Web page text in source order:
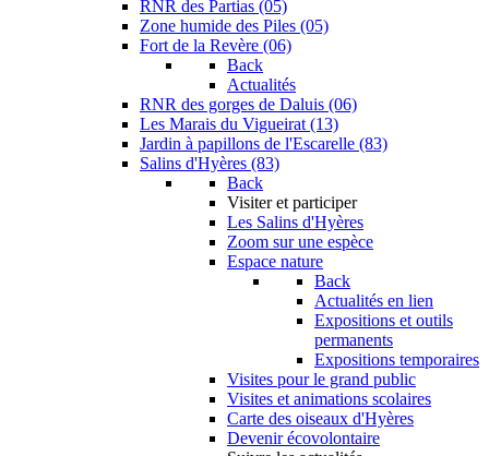
RNR des Partias (05)
Zone humide des Piles (05)
Fort de la Revère (06)
Back
Actualités
RNR des gorges de Daluis (06)
Les Marais du Vigueirat (13)
Jardin à papillons de l'Escarelle (83)
Salins d'Hyères (83)
Back
Visiter et participer
Les Salins d'Hyères
Zoom sur une espèce
Espace nature
Back
Actualités en lien
Expositions et outils
permanents
Expositions temporaires
Visites pour le grand public
Visites et animations scolaires
Carte des oiseaux d'Hyères
Devenir écovolontaire